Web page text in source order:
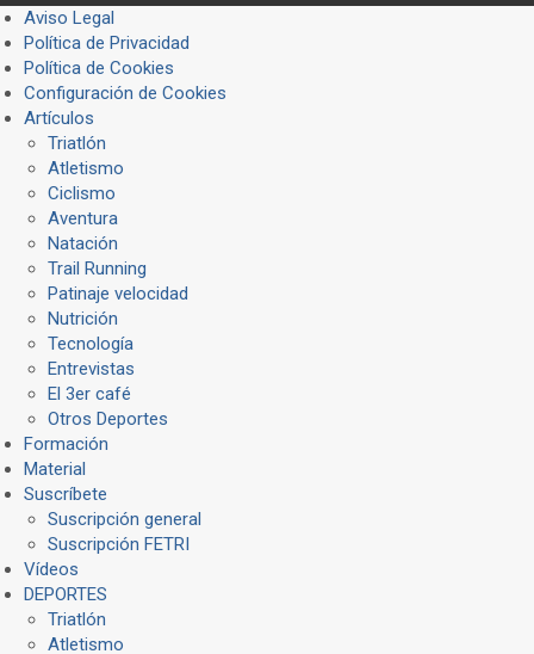
Aviso Legal
Política de Privacidad
Política de Cookies
Configuración de Cookies
Artículos
Triatlón
Atletismo
Ciclismo
Aventura
Natación
Trail Running
Patinaje velocidad
Nutrición
Tecnología
Entrevistas
El 3er café
Otros Deportes
Formación
Material
Suscríbete
Suscripción general
Suscripción FETRI
Vídeos
DEPORTES
Triatlón
Atletismo